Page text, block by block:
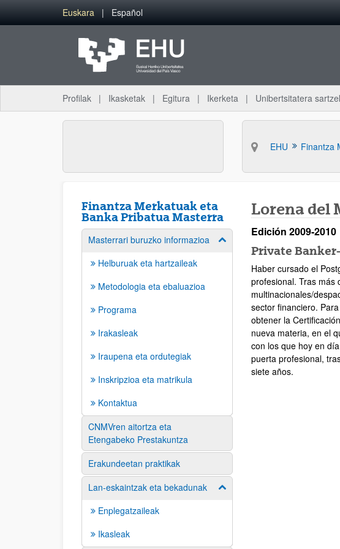
Eduki nagusira joan
Euskara Español
Profilak Ikasketak Egitura Ikerketa Unibertsitatera
EHU
Finantza Merkatuak eta
Banka Pribatua Masterra
Masterrari buruzko informazioa Erakutsi/izkutatu azpiorriak
Helburuak eta hartzaileak
Metodologia eta ebaluazioa
Programa
Irakasleak
Iraupena eta ordutegiak
Inskripzioa eta matrikula
Kontaktua
CNMVren aitortza eta
Etengabeko Prestakuntza
Erakundeetan praktikak
Lan-eskaintzak eta bekadunak
Erakutsi/izkutatu azpiorriak
Enplegatzaileak
Ikasleak
Lorena del
Edición 2009-2010
Private
Haber cursado el
profesional. Tras más
multinacionales/
sector financiero.
obtener la
nueva materia, en el
con los que hoy en
puerta profesional,
siete años.